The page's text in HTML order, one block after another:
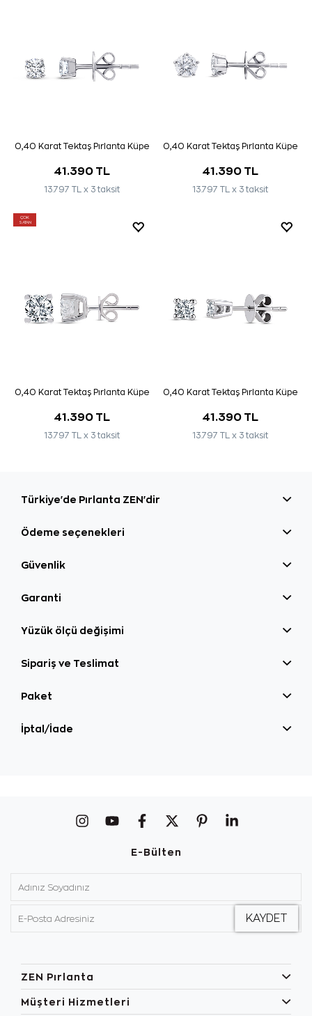
0,40 Karat Tektaş Pırlanta Küpe
41.390 TL
13.797 TL x 3 taksit
0,40 Karat Tektaş Pırlanta Küpe
41.390 TL
13.797 TL x 3 taksit
ÇOK
SATAN
0,40 Karat Tektaş Pırlanta Küpe
41.390 TL
13.797 TL x 3 taksit
0,40 Karat Tektaş Pırlanta Küpe
41.390 TL
13.797 TL x 3 taksit
Türkiye'de Pırlanta ZEN'dir
Ödeme seçenekleri
Güvenlik
Garanti
Yüzük ölçü değişimi
Sipariş ve Teslimat
Paket
İptal/İade
E-Bülten
ZEN Pırlanta
Müşteri Hizmetleri